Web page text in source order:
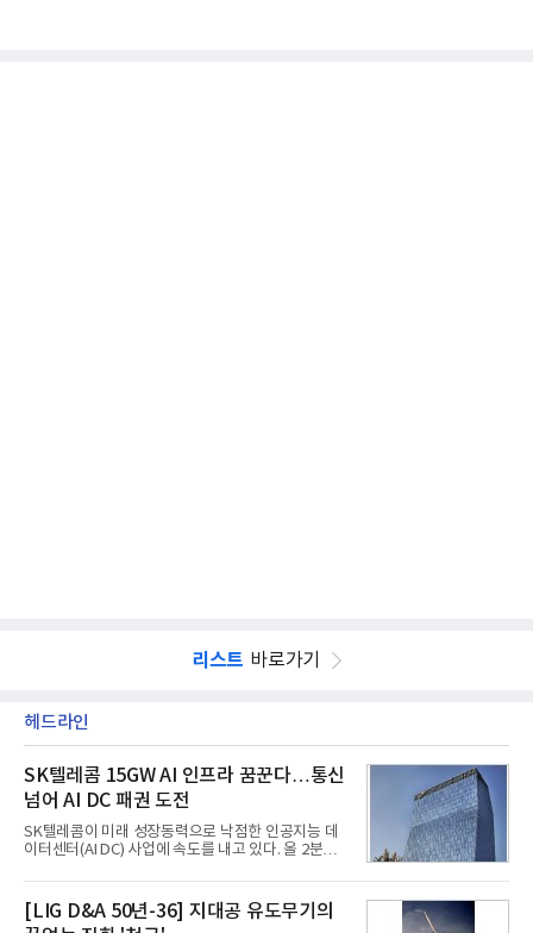
리스트 바로가기
헤드라인
SK텔레콤 15GW AI 인프라 꿈꾼다…통신
넘어 AI DC 패권 도전
SK텔레콤이 미래 성장동력으로 낙점한 인공지능 데
이터센터(AI DC) 사업에 속도를 내고 있다. 올 2분기
는 2035년까지 총 15GW(기가와트) 규모의 AI DC를
구축하겠다는 대형 청사진을 제시하면서다. 이에 따
라 경쟁 구도 역시 이동통신사인 KT, LG유플러스를
[LIG D&A 50년-36] 지대공 유도무기의